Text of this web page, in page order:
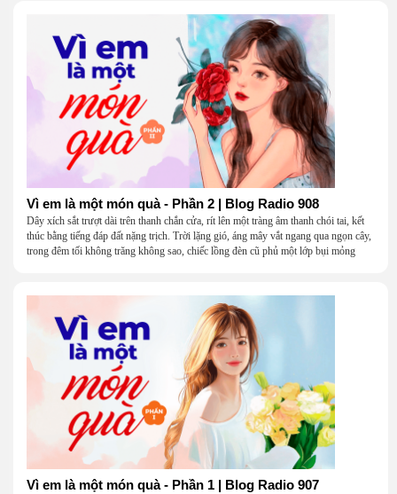
Vì em là một món quà - Phần 2 | Blog Radio 908
Dây xích sắt trượt dài trên thanh chắn cửa, rít lên một tràng âm thanh chói tai, kết
thúc bằng tiếng đáp đất nặng trịch. Trời lặng gió, áng mây vắt ngang qua ngọn cây,
trong đêm tối không trăng không sao, chiếc lồng đèn cũ phủ một lớp bụi mỏng
Vì em là một món quà - Phần 1 | Blog Radio 907